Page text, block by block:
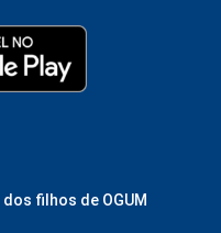
filhos de OGUM